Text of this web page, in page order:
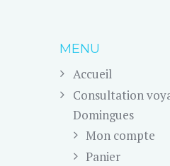
MENU
Accueil
Consultation
Domingues
Mon compte
Panier